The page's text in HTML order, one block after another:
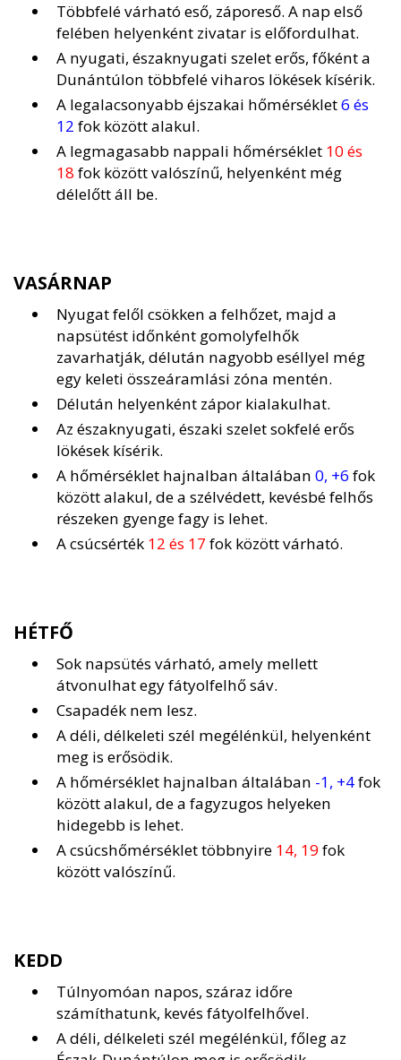
Többfelé várható eső, záporeső. A nap első
felében helyenként zivatar is előfordulhat.
A nyugati, északnyugati szelet erős, főként a
Dunántúlon többfelé viharos lökések kísérik.
A legalacsonyabb éjszakai hőmérséklet6 és
12 fok között alakul.
A legmagasabb nappali hőmérséklet 10 és
18 fok között valószínű, helyenként még
délelőtt áll be.
VASÁRNAP
Nyugat felől csökken a felhőzet, majd a
napsütést időnként gomolyfelhők
zavarhatják, délután nagyobb eséllyel még
egy keleti összeáramlási zóna mentén.
Délután helyenként zápor kialakulhat.
Az északnyugati, északi szelet sokfelé erős
lökések kísérik.
A hőmérséklet hajnalban általában 0, +6 fok
között alakul, de a szélvédett, kevésbé felhős
részeken gyenge fagy is lehet.
A csúcsérték 12 és 17 fok között várható.
HÉTFŐ
Sok napsütés várható, amely mellett
átvonulhat egy fátyolfelhő sáv.
Csapadék nem lesz.
A déli, délkeleti szél megélénkül, helyenként
meg is erősödik.
A hőmérséklet hajnalban általában -1, +4fok
között alakul, de a fagyzugos helyeken
hidegebb is lehet.
A csúcshőmérséklet többnyire 14, 19fok
között valószínű.
KEDD
Túlnyomóan napos, száraz időre
számíthatunk, kevés fátyolfelhővel.
A déli, délkeleti szél megélénkül, főleg az